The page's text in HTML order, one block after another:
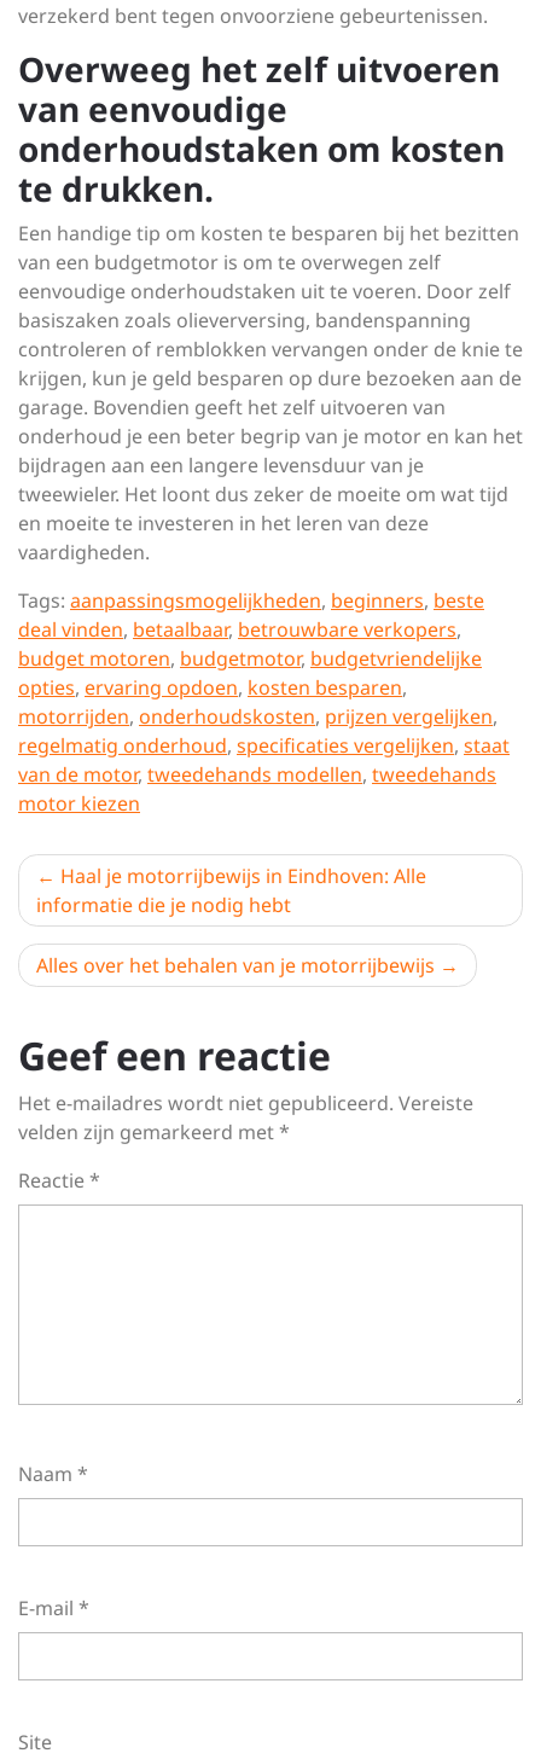
verzekerd bent tegen onvoorziene gebeurtenissen.
Overweeg het zelf uitvoeren
van eenvoudige
onderhoudstaken om kosten
te drukken.
Een handige tip om kosten te besparen bij het bezitten
van een budgetmotor is om te overwegen zelf
eenvoudige onderhoudstaken uit te voeren. Door zelf
basiszaken zoals olieverversing, bandenspanning
controleren of remblokken vervangen onder de knie te
krijgen, kun je geld besparen op dure bezoeken aan de
garage. Bovendien geeft het zelf uitvoeren van
onderhoud je een beter begrip van je motor en kan het
bijdragen aan een langere levensduur van je
tweewieler. Het loont dus zeker de moeite om wat tijd
en moeite te investeren in het leren van deze
vaardigheden.
Tags: aanpassingsmogelijkheden, beginners, beste
deal vinden, betaalbaar, betrouwbare verkopers,
budget motoren, budgetmotor, budgetvriendelijke
opties, ervaring opdoen, kosten besparen,
motorrijden, onderhoudskosten, prijzen vergelijken,
regelmatig onderhoud, specificaties vergelijken, staat
van de motor, tweedehands modellen, tweedehands
motor kiezen
Berichtnavigatie
Haal je motorrijbewijs in Eindhoven: Alle
informatie die je nodig hebt
Alles over het behalen van je motorrijbewijs
Geef een reactie
Het e-mailadres wordt niet gepubliceerd. Vereiste
velden zijn gemarkeerd met*
Reactie*
Naam *
E-mail *
Site